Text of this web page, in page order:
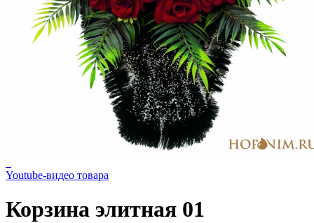
Youtube-видео товара
Корзина элитная 01